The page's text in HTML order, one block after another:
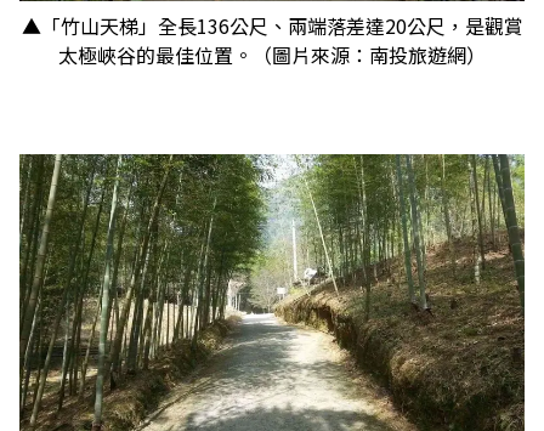
▲「竹山天梯」全長136公尺、兩端落差達20公尺，是觀賞
太極峽谷的最佳位置。（圖片來源：南投旅遊網）